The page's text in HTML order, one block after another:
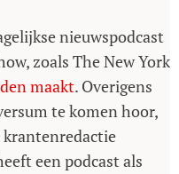
nieuwspodcast
zoals The New York
maakt. Overigens
te komen hoor,
krantenredactie
een podcast als